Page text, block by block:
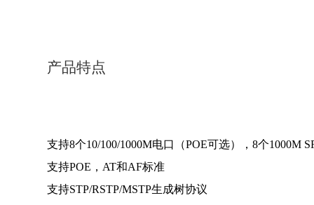
产品特点
支持8个10/100/1000M电口（POE可选），8个1000M
支持POE，AT和AF标准
支持STP/RSTP/MSTP生成树协议